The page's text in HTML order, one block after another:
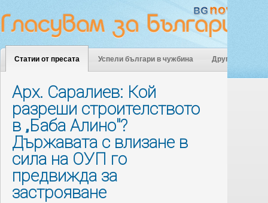
Статии от пресата Успели българи в чужбина Други
Арх. Саралиев: Кой
разреши строителството
в „Баба Алино"?
Държавата с влизане в
сила на ОУП го
предвижда за
застрояване